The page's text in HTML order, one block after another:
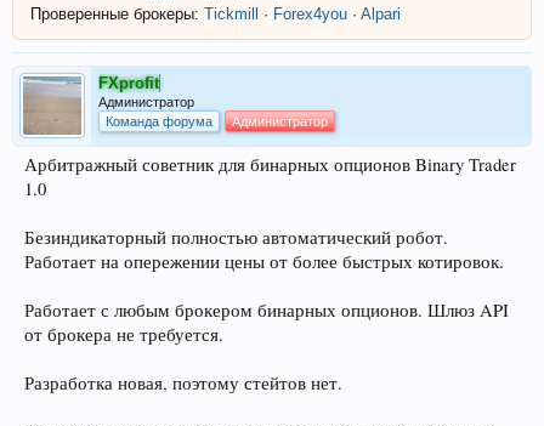
Проверенные брокеры: Tickmill · Forex4you · Alpari
FXprofit
Администратор
Команда форума
Администратор
Арбитражный советник для бинарных опционов Binary Trader
1.0
Безиндикаторный полностью автоматический робот.
Работает на опережении цены от более быстрых котировок.
Работает с любым брокером бинарных опционов. Шлюз API
от брокера не требуется.
Разработка новая, поэтому стейтов нет.